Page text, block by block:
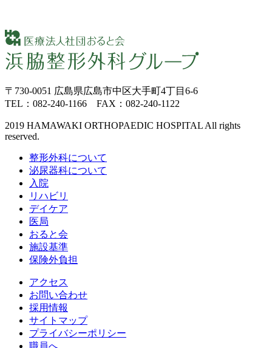
〒730-0051 広島県広島市中区大手町4丁目6-6
TEL：082-240-1166 FAX：082-240-1122
2019 HAMAWAKI ORTHOPAEDIC HOSPITAL All rights
reserved.
整形外科について
泌尿器科について
入院
リハビリ
デイケア
医局
おると会
施設基準
保険外負担
アクセス
お問い合わせ
採用情報
サイトマップ
プライバシーポリシー